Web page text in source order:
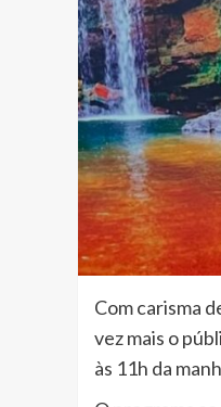
Com carisma
vez mais o
às 11h da